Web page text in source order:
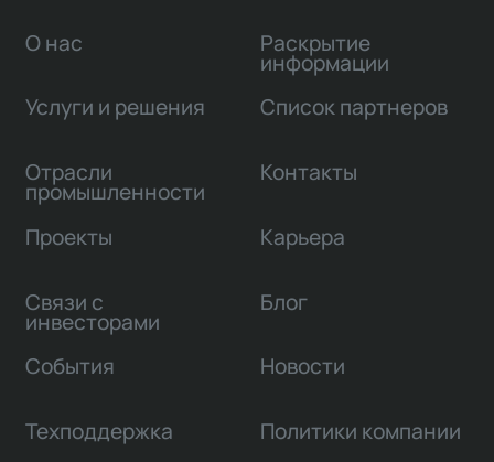
О нас
Услуги и решения
Отрасли
промышленности
Проекты
Связи с
инвесторами
Раскрытие
информации
Список партнеров
Контакты
Карьера
Блог
События Новости
Техподдержка Политики компании